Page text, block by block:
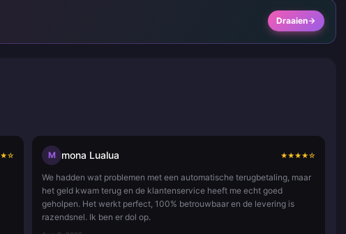
Draaien
★☆ M mona Lualua ★★★★☆
We hadden wat problemen met een automatische terugbetaling, maar
het geld kwam terug en de klantenservice heeft me echt goed
geholpen. Het werkt perfect, 100% betrouwbaar en de levering is
razendsnel. Ik ben er dol op.